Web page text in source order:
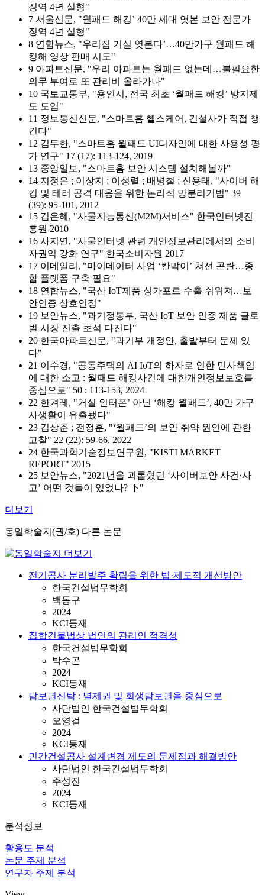
징역 4년 실형"
7 서울신문, "월패드 해킹’ 40만 세대 엿본 보안 전문가
징역 4년 실형"
8 연합뉴스, "우리집 거실 엿본다’…40만가구 월패드 해
킹해 영상 판매 시도"
9 아파트신문, "우리 아파트는 월패드 없는데…불필요한
의무 부여로 또 관리비 올라가나"
10 국토교통부, "용인시, 전국 최초 ‘월패드 해킹’ 방지제
도 도입"
11 정보통신신문, "스마트홈 헬스케어, 건설사가 직접 챙
긴다"
12 김두한, "스마트홈 월패드 UI디자인에 대한 사용성 평
가 연구" 17 (17): 113-124, 2019
13 중앙일보, "스마트홈 보안 시스템 설치해볼까"
14 지정은 ; 이상지 ; 이성렬 ; 배병철 ; 신용태, "사이버 해
킹 및 테러 공격 대응을 위한 논리적 망분리기법" 39
(39): 95-101, 2012
15 김은혜, "사물지능통신(M2M)서비스" 한국인터넷진
흥원 2010
16 사지연, "사물인터넷 관련 개인정보관리에서의 소비
자권익 강화 연구" 한국소비자원 2017
17 이데일리, "마이데이터 사업 ‘칸막이’ 쳐선 곤란…종
합 플랫폼 구축 필요"
18 연합뉴스, "국산 IoT제품 싱가포르 수출 쉬워져…보
안인증 상호인정"
19 보안뉴스, "과기정통부, 국산 IoT 보안 인증 제품 글로
벌 시장 진출 초석 다진다"
20 한국아파트신문, "과기부 개정안, 출발부터 문제 있
다"
21 이수경, "공동주택의 AI IoT의 하자로 인한 민사책임
에 대한 소고 : 월패드 해킹사건에 대한개인정보보호를
중심으로" 50 : 113-153, 2024
22 한겨레, "거실 인터폰’ 아닌 ‘해킹 월패드’, 40만 가구
사생활이 유출됐다"
23 김상춘 ; 전정훈, "‘월패드’의 보안 취약 원인에 관한
고찰" 22 (22): 59-66, 2022
24 한국과학기술정보연구원, "KISTI MARKET
REPORT" 2015
25 보안뉴스, "2021년을 괴롭혔던 ‘사이버보안 사건·사
고’ 어떤 것들이 있었나? 下"
더보기
동일학술지(권/호) 다른 논문
전기공사 분리발주 확립을 위한 법·제도적 개선방안
한국건설법무학회
백동구
2024
KCI등재
집합건물법상 법인의 관리인 적격성
한국건설법무학회
박수곤
2024
KCI등재
담보권신탁 : 별제권 및 회생담보권을 중심으로
사단법인 한국건설법무학회
오영걸
2024
KCI등재
민간건설공사 설계변경 제도의 문제점과 해결방안
사단법인 한국건설법무학회
주성진
2024
KCI등재
분석정보
활용도 분석
논문 주제 분석
연구자 주제 분석